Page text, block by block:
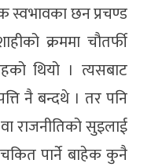
छन प्रचण्ड
क्रममा चौतर्फी
थियो । त्यसबाट
नै बन्दथे । तर पनि
राजनीतिको सुइलाई
चकित पार्ने बाहेक कुनै